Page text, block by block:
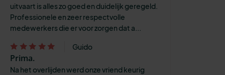
uitvaart is alles zo goed en duidelijk geregeld.
Professionele en zeer respectvolle
medewerkers die er voor zorgen dat a...
Guido
Prima.
Na het overlijden werd onze vriend keurig